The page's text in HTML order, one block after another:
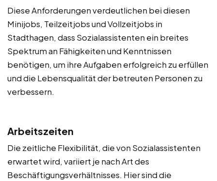
Diese Anforderungen verdeutlichen bei diesen
Minijobs, Teilzeitjobs und Vollzeitjobs in
Stadthagen, dass Sozialassistenten ein breites
Spektrum an Fähigkeiten und Kenntnissen
benötigen, um ihre Aufgaben erfolgreich zu erfüllen
und die Lebensqualität der betreuten Personen zu
verbessern.
Arbeitszeiten
Die zeitliche Flexibilität, die von Sozialassistenten
erwartet wird, variiert je nach Art des
Beschäftigungsverhältnisses. Hier sind die